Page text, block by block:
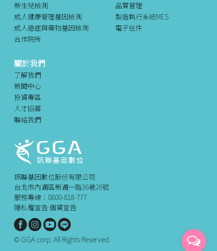
新生兒檢測
成人健康管理基因檢測
成人癌症與藥物基因檢測
合作院所
品質管理
製造執行系統MES
電子送件
關於我們
了解我們
新聞中心
投資專區
人才招募
聯絡我們
訊聯基因數位股份有限公司
台北市內湖區新湖一路36巷28號
服務專線：0800-818-777
隱私權宣告個資宣告
© GGA corp. All Rights Reserved.